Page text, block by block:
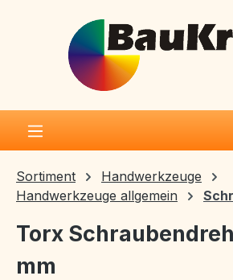
Zum Hauptinhalt springen
Sortiment
Handwerkzeuge
Handwerkzeuge allgemein
Torx
mm